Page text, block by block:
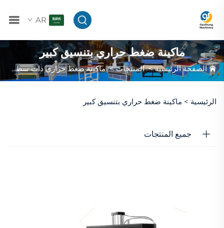
AR
ماكينة ضغط حراري بتنسيق كبير
الصفحة الرئيسية>المنتجات>ماكينة ضغط حراري ذات سطح مسطح
الرئيسية > ماكينة ضغط حراري بتنسيق كبير
جميع المنتجات